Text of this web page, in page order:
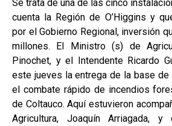
Se trata de una de las cinco
cuenta la Región de O’Higgins y
por el Gobierno Regional, inversión
millones. El Ministro (s) de
Pinochet, y el Intendente Ricardo
este jueves la entrega de la base de
el combate rápido de incendios
de Coltauco. Aquí estuvieron
Agricultura, Joaquín Arriagada, y